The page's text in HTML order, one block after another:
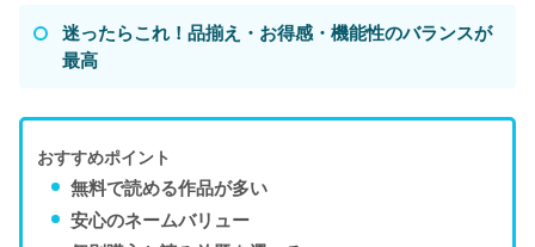
迷ったらこれ！品揃え・お得感・機能性のバランスが
最高
おすすめポイント
無料で読める作品が多い
安心のネームバリュー